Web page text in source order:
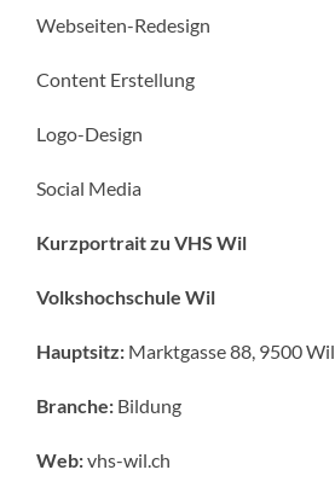
Webseiten-Redesign
Content Erstellung
Logo-Design
Social Media
Kurzportrait zu VHS Wil
Volkshochschule Wil
Hauptsitz: Marktgasse 88, 9500 Wil
Branche: Bildung
Web:vhs-wil.ch